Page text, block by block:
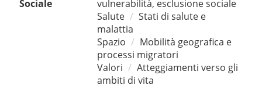
Sociale
vulnerabilità, esclusione sociale
Salute
Stati di salute e
malattia
Spazio
Mobilità geografica e
processi migratori
Valori
Atteggiamenti verso gli
ambiti di vita